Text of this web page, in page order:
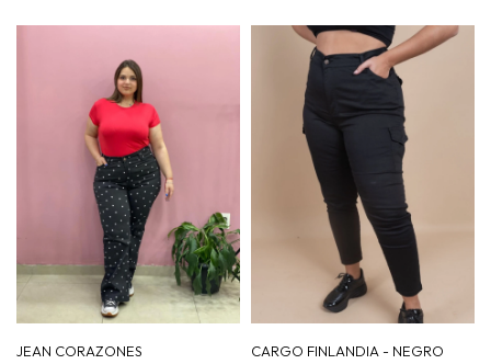
JEAN CORAZONES
CARGO FINLANDIA - NEGRO